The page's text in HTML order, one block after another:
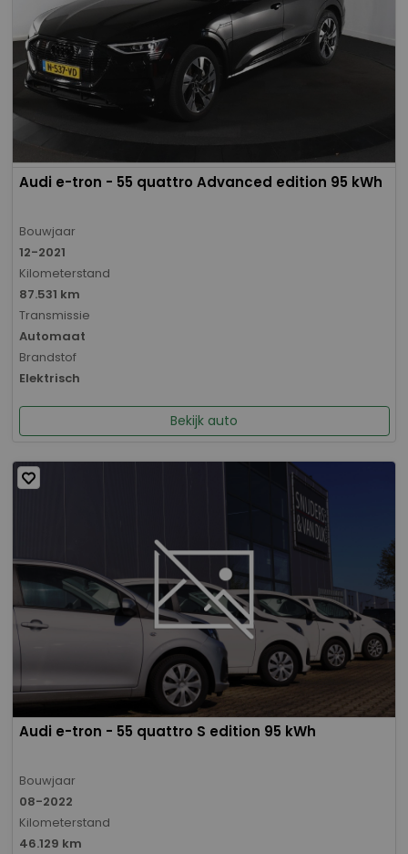
Audi e-tron - 55 quattro Advanced edition 95 kWh
Bouwjaar
12-2021
Kilometerstand
87.531 km
Transmissie
Automaat
Brandstof
Elektrisch
Bekijk auto
Audi e-tron - 55 quattro S edition 95 kWh
Bouwjaar
08-2022
Kilometerstand
46.129 km